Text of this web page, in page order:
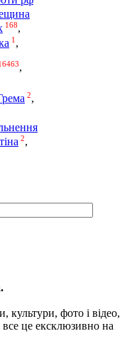
168,
1 ,
,
2,
2,
культури, фото і відео,
все це ексклюзивно на